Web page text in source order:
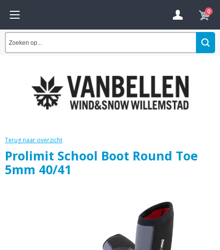
0
Terug naar overzicht
Prolimit School Boot Round Toe
5mm 40/41